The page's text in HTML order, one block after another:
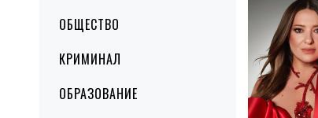
ОБЩЕСТВО
КРИМИНАЛ
ОБРАЗОВАНИЕ